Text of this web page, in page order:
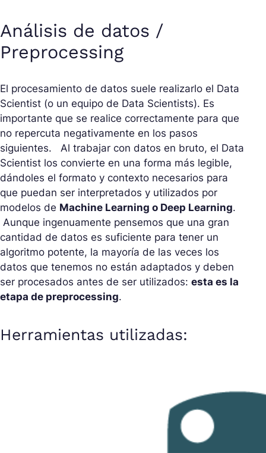
Análisis de datos /
Preprocessing
El procesamiento de datos suele realizarlo el Data
Scientist (o un equipo de Data Scientists). Es
importante que se realice correctamente para que
no repercuta negativamente en los pasos
siguientes. Al trabajar con datos en bruto, el Data
Scientist los convierte en una forma más legible,
dándoles el formato y contexto necesarios para
que puedan ser interpretados y utilizados por
modelos de Machine Learning o Deep Learning.
Aunque ingenuamente pensemos que una gran
cantidad de datos es suficiente para tener un
algoritmo potente, la mayoría de las veces los
datos que tenemos no están adaptados y deben
ser procesados antes de ser utilizados: esta es la
etapa de preprocessing.
Herramientas utilizadas: